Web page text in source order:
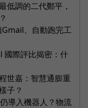
低調的二代鄭平，
、自動跑完工
國際評比揭密：什
世嘉：智慧通膨重
子？
導入機器人？物流